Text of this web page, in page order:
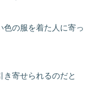
色の服を着た人に寄っ
き寄せられるのだと